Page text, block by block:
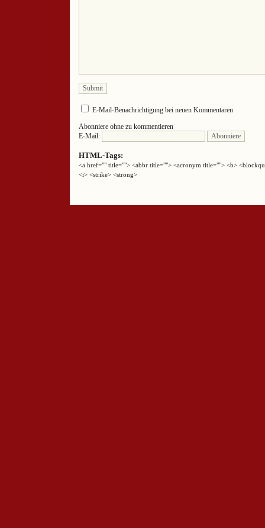
E-Mail-Benachrichtigung bei neuen Kommentaren
Abonniere ohne zu kommentieren
E-Mail:
HTML-Tags:
<a href="" title=""> <abbr title=""> <acronym title=""> <b>
<i> <strike> <strong>